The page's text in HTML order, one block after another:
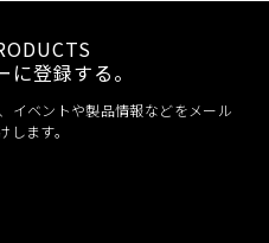
登録する。
イベントや製品情報などをメール
します。